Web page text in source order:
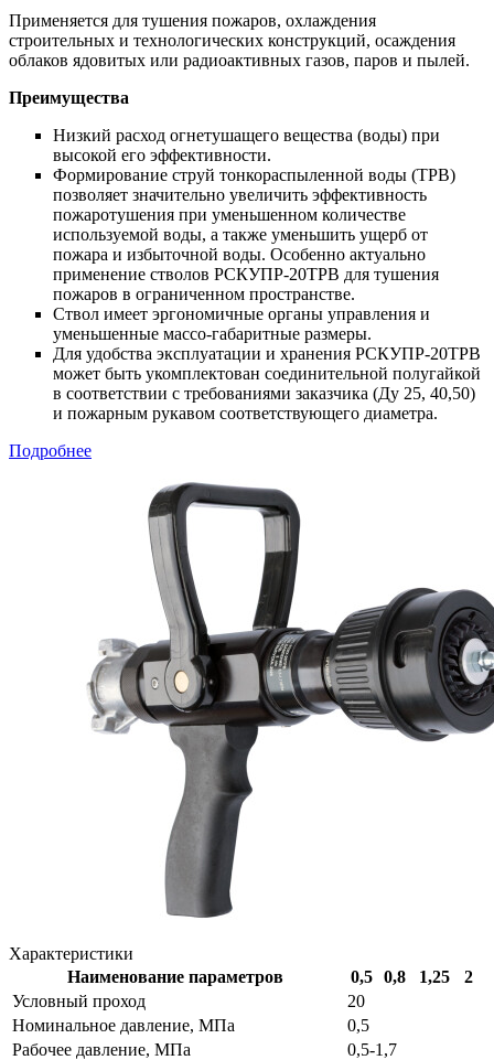
Применяется для тушения пожаров, охлаждения
строительных и технологических конструкций, осаждения
облаков ядовитых или радиоактивных газов, паров и пылей.
Преимущества
Низкий расход огнетушащего вещества (воды) при
высокой его эффективности.
Формирование струй тонкораспыленной воды (ТРВ)
позволяет значительно увеличить эффективность
пожаротушения при уменьшенном количестве
используемой воды, а также уменьшить ущерб от
пожара и избыточной воды. Особенно актуально
применение стволов РСКУПР-20ТРВ для тушения
пожаров в ограниченном пространстве.
Ствол имеет эргономичные органы управления и
уменьшенные массо-габаритные размеры.
Для удобства эксплуатации и хранения РСКУПР-20ТРВ
может быть укомплектован соединительной полугайкой
в соответствии с требованиями заказчика (Ду 25, 40,50)
и пожарным рукавом соответствующего диаметра.
Подробнее
Характеристики
Наименование параметров
0,5 0,8 1,25
2
Условный проход
20
Номинальное давление, МПа
0,5
Рабочее давление, МПа
0,5-1,7